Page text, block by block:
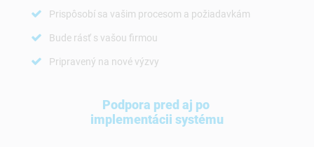
Prispôsobí sa vašim procesom a požiadavkám
Bude rásť s vašou firmou
Pripravený na nové výzvy
Podpora pred aj po
implementácii systému